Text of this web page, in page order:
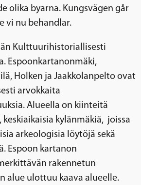
olika byarna. Kungsvägen går
vi nu behandlar.
Kulttuurihistoriallisesti
Espoonkartanonmäki,
Holken ja Jaakkolanpelto ovat
arvokkaita
Alueella on kiinteitä
kylänmäkiä, joissa
arkeologisia löytöjä sekä
Espoon kartanon
rakennetun
alue ulottuu kaava alueelle.